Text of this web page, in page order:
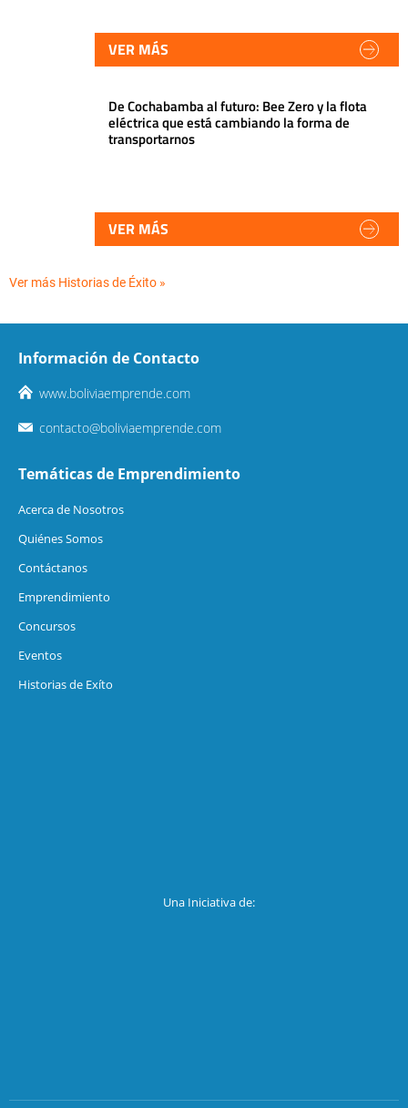
VER MÁS
De Cochabamba al futuro: Bee Zero y la flota
eléctrica que está cambiando la forma de
transportarnos
VER MÁS
Ver más Historias de Éxito »
Información de Contacto
www.boliviaemprende.com
contacto@boliviaemprende.com
Temáticas de Emprendimiento
Acerca de Nosotros
Quiénes Somos
Contáctanos
Emprendimiento
Concursos
Eventos
Historias de Exíto
Una Iniciativa de: